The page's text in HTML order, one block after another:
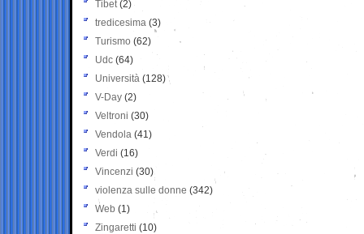
Tibet(2)
tredicesima (3)
Turismo (62)
Udc (64)
Università (128)
V-Day (2)
Veltroni (30)
Vendola (41)
Verdi (16)
Vincenzi (30)
violenza sulle donne (342)
Web (1)
Zingaretti (10)